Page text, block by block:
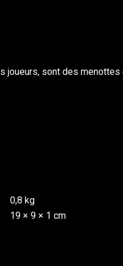
joueurs, sont des
0,8 kg
19 × 9 × 1 cm